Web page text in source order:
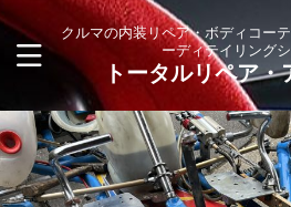
クルマの内装リペア・ボディコー
ーディテイリング
トータルリペア・